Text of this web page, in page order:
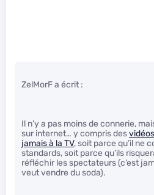
ZelMorF a écrit :
Il n’y a pas moins de connerie,
sur internet… y compris des
jamais à la TV, soit parce qu’il ne
standards, soit parce qu’ils
réfléchir les spectateurs (c’est
veut vendre du soda).